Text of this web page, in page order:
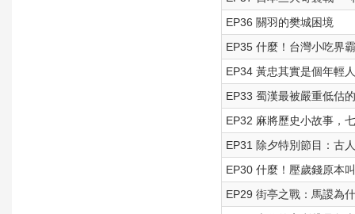
EP36 關羽的樊城困境
EP35 什麼！台灣小吃界
EP34 黃忠其實是個年輕人
EP33 蜀漢最被嚴重低估
EP32 麻將歷史小故事，
EP31 除夕特別節目：古
EP30 什麼！壓歲錢原本
EP29 街亭之戰：馬謖為